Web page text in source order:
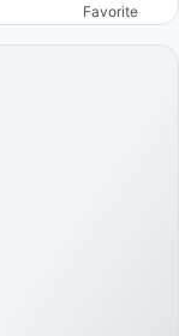
Favorite